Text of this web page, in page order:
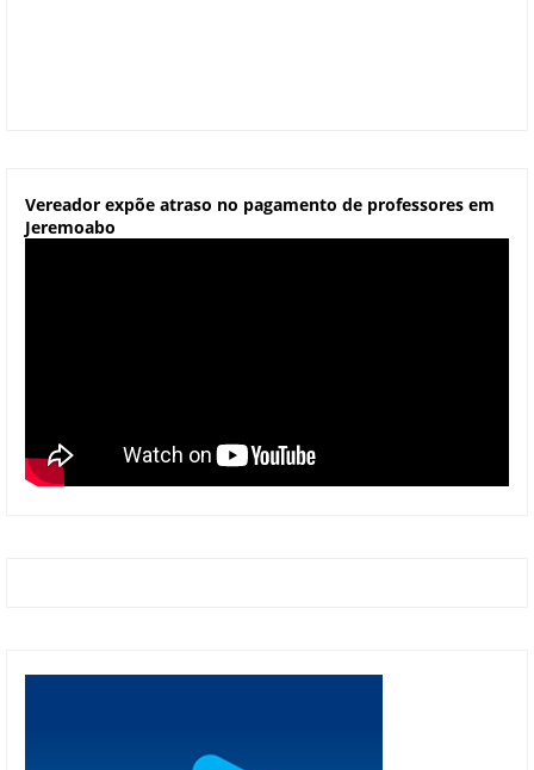
Vereador expõe atraso no pagamento de professores em
Jeremoabo